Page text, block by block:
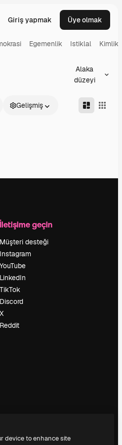
Giriş yapmak Üye olmak
Egemenlik Istiklal Kimlik
Alaka
düzeyi
Gelişmiş
İletişime geçin
Müşteri desteği
Instagram
YouTube
LinkedIn
TikTok
Discord
X
Reddit
device to enhance site